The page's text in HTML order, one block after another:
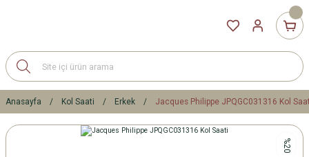
Anasayfa Kol Saati Erkek Jacques Philippe JPQGC031316 Kol
%20